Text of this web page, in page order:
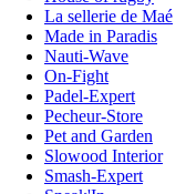
La sellerie de Maé
Made in Paradis
Nauti-Wave
On-Fight
Padel-Expert
Pecheur-Store
Pet and Garden
Slowood Interior
Smash-Expert